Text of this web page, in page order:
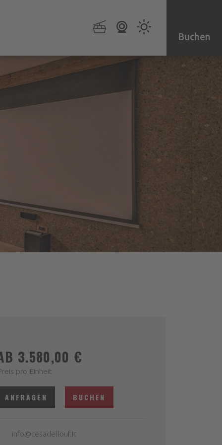
Buchen
3.580,00 €
pro Einheit
ANFRAGEN BUCHEN
info@cesadellouf.it